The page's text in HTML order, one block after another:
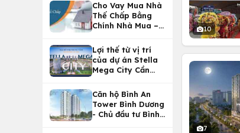
Cho Vay Mua Nhà
Thế Chấp Bằng
Chính Nhà Mua –
Nhà Tại
Vietcombank
Lợi thế từ vị trí
của dự án Stella
Mega City Cần
Căn hộ Bình An
Tower Bình Dương
- Chủ đầu tư Bình
10
7